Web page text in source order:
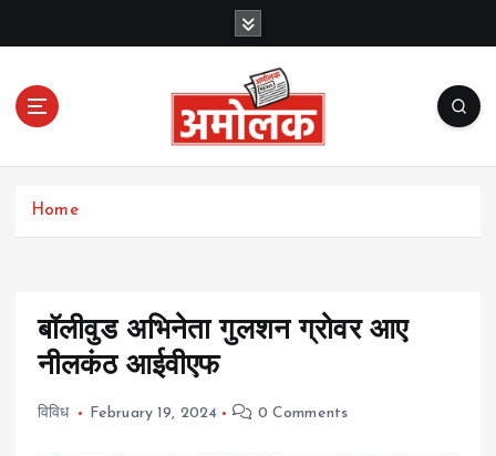
c
Amolak News
Home
बॉलीवुड अभिनेता गुलशन ग्रोवर आए
नीलकंठ आईवीएफ
विविध February 19, 2024 0 Comments